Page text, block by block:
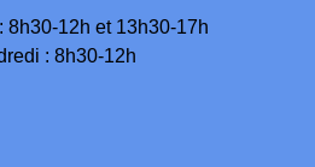
8h30-12h et 13h30-17h
: 8h30-12h